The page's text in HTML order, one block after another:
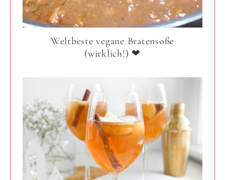
Weltbeste vegane Bratensoße
(wirklich!) ❤